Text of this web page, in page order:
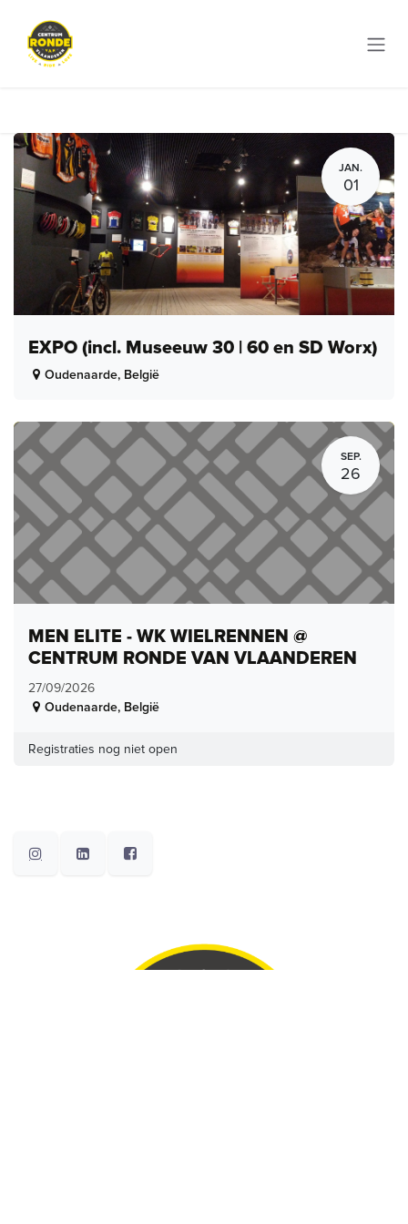
JAN.
01
EXPO (incl. Museeuw 30 | 60 en SD Worx)
Oudenaarde, België
SEP.
26
MEN ELITE - WK WIELRENNEN @
CENTRUM RONDE VAN VLAANDEREN
27/09/2026
Oudenaarde, België
Registraties nog niet open